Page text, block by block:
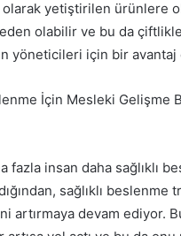
yetiştirilen ürünlere
olabilir ve bu da
yöneticileri için bir avantaj
İçin Mesleki Gelişme
fazla insan daha sağlıklı
sağlıklı beslenme
artırmaya devam ediyor.